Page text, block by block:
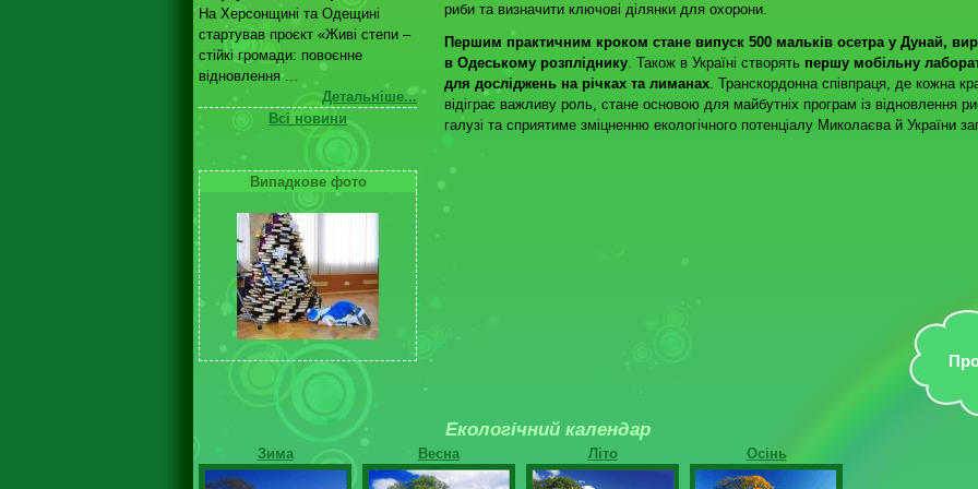
На Херсонщині та Одещині
стартував проєкт «Живі степи –
стійкі громади: повоєнне
відновлення ...
Детальніше...
Всі новини
Випадкове фото
риби та визначити ключові ділянки для охорони.
Першим практичним кроком стане випуск 500 мальків осетра у Дунай,
в Одеському розпліднику . Також в Україні створять першу мобільну
для досліджень на річках та лиманах . Транскордонна співпраця, де кожна
відіграє важливу роль, стане основою для майбутніх програм із відновлення
галузі та сприятиме зміцненню екологічного потенціалу Миколаєва й України
Екологічний календар
Зима Весна Літо Осінь